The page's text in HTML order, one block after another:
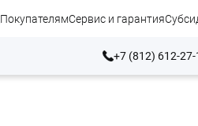
ПокупателямСервис и гарантия
+7 (812) 612-